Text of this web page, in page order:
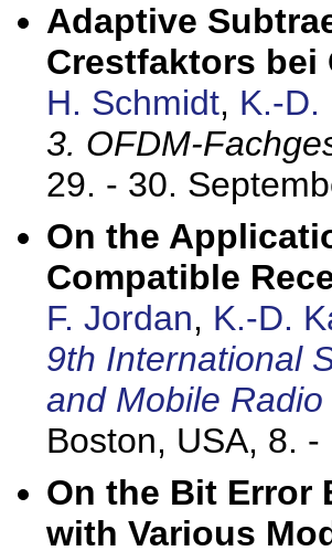
Adaptive
Crestfaktors bei
H. Schmidt, K.-D.
3. OFDM-
29. - 30.
On the
Compatible
F. Jordan, K.-D.
9th International
and Mobile
Boston, USA, 8. -
On the Bit Error
with Various